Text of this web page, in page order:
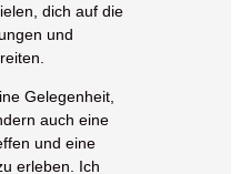
dich auf die
und
Gelegenheit,
auch eine
und eine
erleben. Ich